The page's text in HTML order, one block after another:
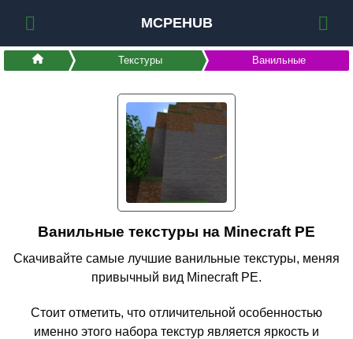
MCPEHUB
Текстуры Ванильные
Ванильные текстуры на Minecraft PE
Скачивайте самые лучшие ванильные текстуры, меняя
привычный вид Minecraft PE.
Стоит отметить, что отличительной особенностью
именно этого набора текстур является яркость и